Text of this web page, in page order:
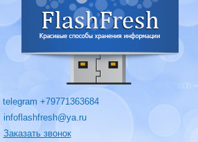
telegram +79771363684
infoflashfresh@ya.ru
Заказать звонок